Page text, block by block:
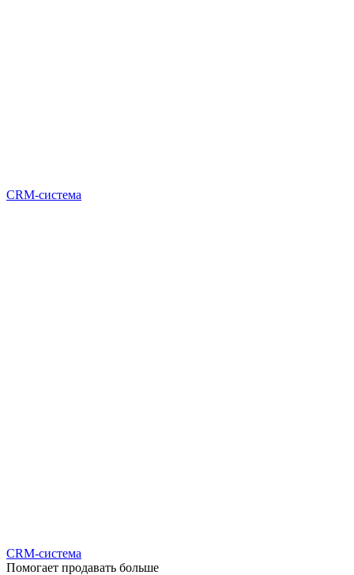
CRM-система
CRM-система
Помогает продавать больше